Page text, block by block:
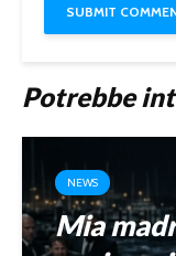
Potrebbe
NEWS
Mia